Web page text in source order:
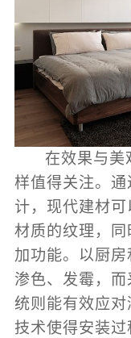
在效果与美
样值得关注。
计，现代建材
材质的纹理，
加功能。以厨
渗色、发霉，
统则能有效应
技术使得安装